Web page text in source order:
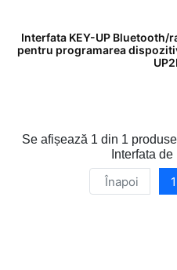
Interfata KEY-UP Bluetooth/
pentru programarea
Se afișează 1 din 1
Interfata
Înapoi 1